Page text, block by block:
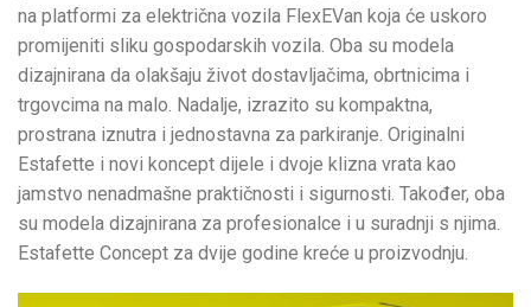
na platformi za električna vozila FlexEVan koja će uskoro
promijeniti sliku gospodarskih vozila. Oba su modela
dizajnirana da olakšaju život dostavljačima, obrtnicima i
trgovcima na malo. Nadalje, izrazito su kompaktna,
prostrana iznutra i jednostavna za parkiranje. Originalni
Estafette i novi koncept dijele i dvoje klizna vrata kao
jamstvo nenadmašne praktičnosti i sigurnosti. Također, oba
su modela dizajnirana za profesionalce i u suradnji s njima.
Estafette Concept za dvije godine kreće u proizvodnju.